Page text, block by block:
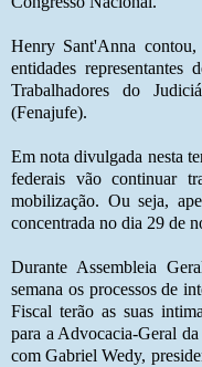
Henry Sant'Anna
entidades
Trabalhadores do
(Fenajufe).
Em nota divulgada nesta
federais vão continuar
mobilização. Ou seja,
concentrada no dia 29 de
Durante Assembleia
semana os processos de
Fiscal terão as suas
para a Advocacia-Geral
com Gabriel Wedy,